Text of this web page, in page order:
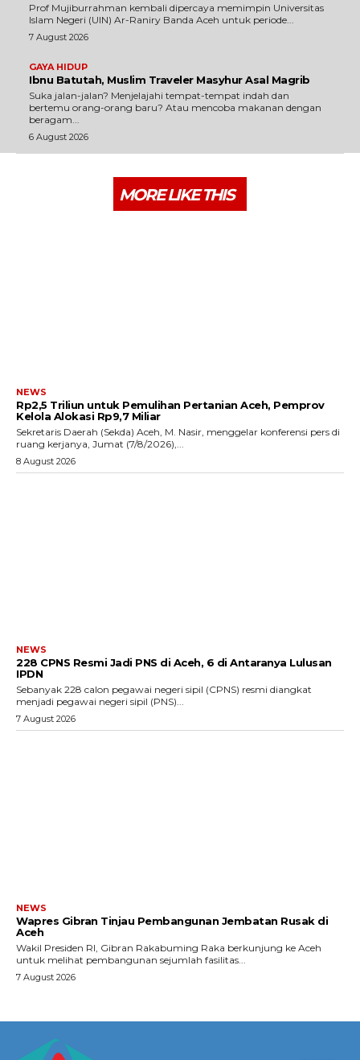
Prof Mujiburrahman kembali dipercaya memimpin Universitas
Islam Negeri (UIN) Ar-Raniry Banda Aceh untuk periode...
7 August 2026
GAYA HIDUP
Ibnu Batutah, Muslim Traveler Masyhur Asal Magrib
Suka jalan-jalan? Menjelajahi tempat-tempat indah dan
bertemu orang-orang baru? Atau mencoba makanan dengan
beragam...
6 August 2026
MORE LIKE THIS
NEWS
Rp2,5 Triliun untuk Pemulihan Pertanian Aceh, Pemprov
Kelola Alokasi Rp9,7 Miliar
‎Sekretaris Daerah (Sekda) Aceh, M. Nasir, menggelar konferensi pers di
ruang kerjanya, Jumat (7/8/2026),...
8 August 2026
NEWS
228 CPNS Resmi Jadi PNS di Aceh, 6 di Antaranya Lulusan
IPDN
Sebanyak 228 calon pegawai negeri sipil (CPNS) resmi diangkat
menjadi pegawai negeri sipil (PNS)...
7 August 2026
NEWS
Wapres Gibran Tinjau Pembangunan Jembatan Rusak di
Aceh
Wakil Presiden RI, Gibran Rakabuming Raka berkunjung ke Aceh
untuk melihat pembangunan sejumlah fasilitas...
7 August 2026